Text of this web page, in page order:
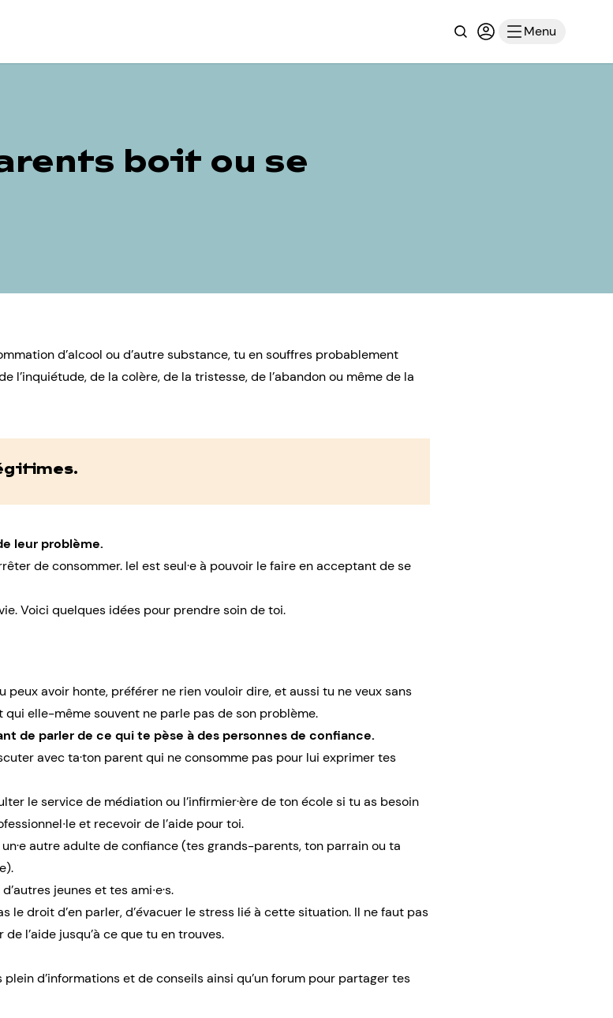
RechercheConnexion ou
Menu
boit ou se
d’alcool ou d’autre substance, tu en souffres probablement
l’inquiétude, de la colère, de la tristesse, de l’abandon ou même de la
leur problème.
de consommer. Iel est seul·e à pouvoir le faire en acceptant de se
Voici quelques idées pour prendre soin de toi.
peux avoir honte, préférer ne rien vouloir dire, et aussi tu ne veux sans
elle-même souvent ne parle pas de son problème.
de parler de ce qui te pèse à des personnes de confiance.
avec ta·ton parent qui ne consomme pas pour lui exprimer tes
le service de médiation ou l’infirmier·ère de ton école si tu as besoin
et recevoir de l’aide pour toi.
autre adulte de confiance (tes grands-parents, ton parrain ou ta
jeunes et tes ami∙e·s.
le droit d’en parler, d’évacuer le stress lié à cette situation. Il ne faut pas
l’aide jusqu’à ce que tu en trouves.
plein d’informations et de conseils ainsi qu’un forum pour partager tes